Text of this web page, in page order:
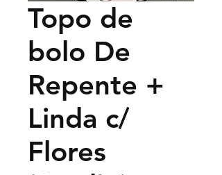
Topo de
bolo De
Repente +
Linda c/
Flores